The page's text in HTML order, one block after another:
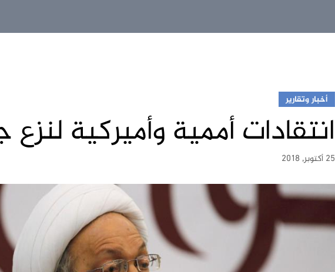
أخبار وتقارير
انتقادات أممية وأميركية
25 أكتوبر, 2018